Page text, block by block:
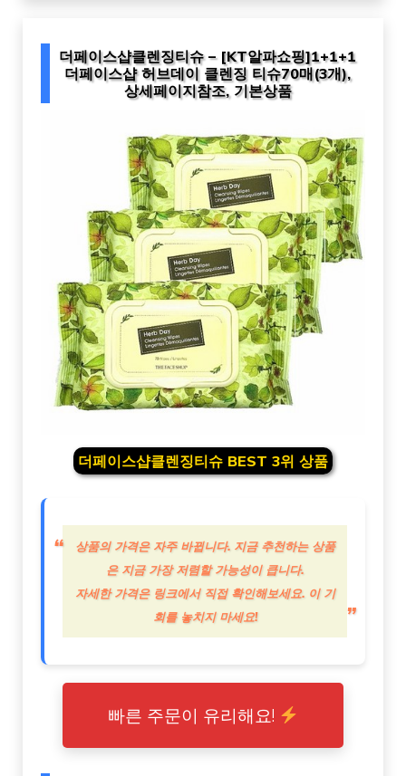
더페이스샵클렌징티슈 – [KT알파쇼핑]1+1+1
더페이스샵 허브데이 클렌징 티슈70매(3개),
상세페이지참조, 기본상품
더페이스샵클렌징티슈 BEST 3위 상품
상품의 가격은 자주 바뀝니다. 지금 추천하는 상품
은 지금 가장 저렴할 가능성이 큽니다.
자세한 가격은 링크에서 직접 확인해보세요. 이 기
회를 놓치지 마세요!
빠른 주문이 유리해요!